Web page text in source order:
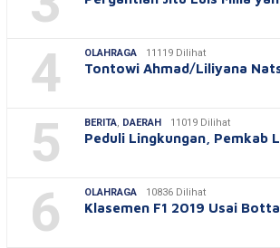
4 OLAHRAGA 11119 Dilihat
Tontowi Ahmad/Liliyana
5 BERITA DAERAH 11019 Dilihat
Peduli Lingkungan, Pemkab
6 OLAHRAGA 10836 Dilihat
Klasemen F1 2019 Usai